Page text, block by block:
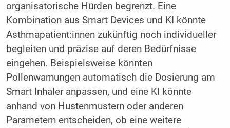
organisatorische Hürden begrenzt. Eine
Kombination aus Smart Devices und KI könnte
Asthmapatient:innen zukünftig noch individueller
begleiten und präzise auf deren Bedürfnisse
eingehen. Beispielsweise könnten
Pollenwarnungen automatisch die Dosierung am
Smart Inhaler anpassen, und eine KI könnte
anhand von Hustenmustern oder anderen
Parametern entscheiden, ob eine weitere